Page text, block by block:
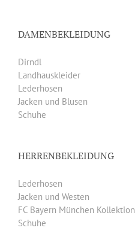
DAMENBEKLEIDUNG
Dirndl
Landhauskleider
Lederhosen
Jacken und Blusen
Schuhe
HERRENBEKLEIDUNG
Lederhosen
Jacken und Westen
FC Bayern München Kollektion
Schuhe